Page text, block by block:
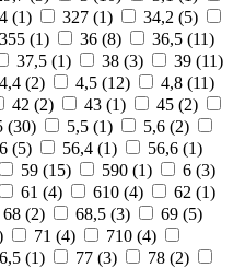
(1) 327 (1) 34,2 (5)
355 (1) 36 (8) 36,5 (11)
37,5 (1) 38 (3) 39 (11)
4,4 (2) 4,5 (12) 4,8 (11)
42 (2) 43 (1) 45 (2)
(30) 5,5 (1) 5,6 (2)
(5) 56,4 (1) 56,6 (1)
59 (15) 590 (1) 6 (3)
61 (4) 610 (4) 62 (1)
68 (2) 68,5 (3) 69 (5)
71 (4) 710 (4)
(1) 77 (3) 78 (2)